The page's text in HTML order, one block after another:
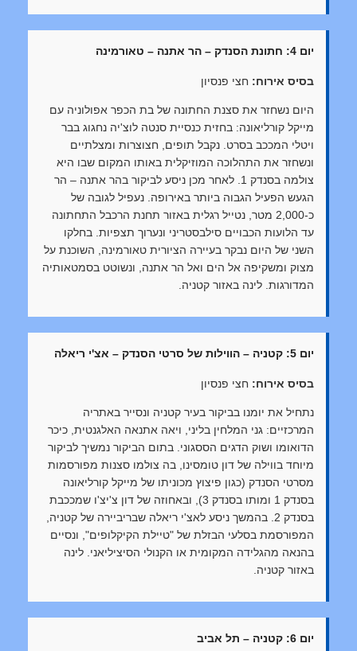
יום 4: חתונת הסנדק – הר אתנה – טאורמינה
בסיס אירוח: חצי פנסיון
היום נשחזר את סצנת החתונה של בת הכפר אפולוניה עם
מייקל קורליאונה: בחזית כנסיית סנטה לוצ'יה נחגוג בבר
ויטלי המככב בסרט. נקבל תופים, חצוצרות ומצלתיים
ונשחזר את התהלוכה המוזיקלית באותו המקום שבו היא
צולמה בסנדק 1. לאחר מכן ניסע לביקור בהר אתנה – הר
הגעש הפעיל הגבוה ביותר באירופה. נעפיל לגובה של
כ-2,000 מטר, נטייל רגלית באזור תחנת הרכבל התחתונה
עד הלועות הכבויים סילבסטריני ונערוך תצפיות. בחלקו
השני של היום נבקר בעיירה הציורית טאורמינה, השוכנת על
מצוק ומשקיפה אל הים ואל הר אתנה, ונשוטט בסמטאותיה
המדורגות. לינה באזור קטניה.
יום 5: קטניה – הווילות של סרטי הסנדק – אצ'י ריאלה
בסיס אירוח: חצי פנסיון
נתחיל את יומנו בביקור בעיר קטניה ונסייר באתריה
המרכזיים: גני המלחין בליני, ויאה אתנאה האלגנטית, כיכר
הדואומו ושוק הדגים הססגוני. בתום הביקור נמשיך לביקור
מיוחד בווילה של דון טומסינו, בה צולמו סצנות מפורסמות
מסרטי הסנדק (כגון פיצוץ מכוניתו של מייקל קורליאונה
בסנדק 1 ומותו בסנדק 3), ובאחוזה של דון צ'יצ'ו שמככבת
בסנדק 2. בהמשך ניסע לאצ'י ריאלה שבריביירה של קטניה,
המפורסמת בסלעי הבזלת של "טיילת הקיקלופים", ונסיים
בהנאה מהגלידה המקומית או הקנולי הסיציליאני. לינה
באזור קטניה.
יום 6: קטניה – תל אביב